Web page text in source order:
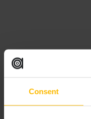
Consent